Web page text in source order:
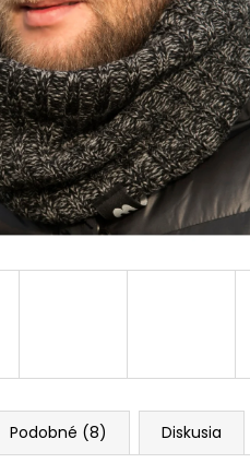
Podobné (8) Diskusia
TEPLÁKOVÁ